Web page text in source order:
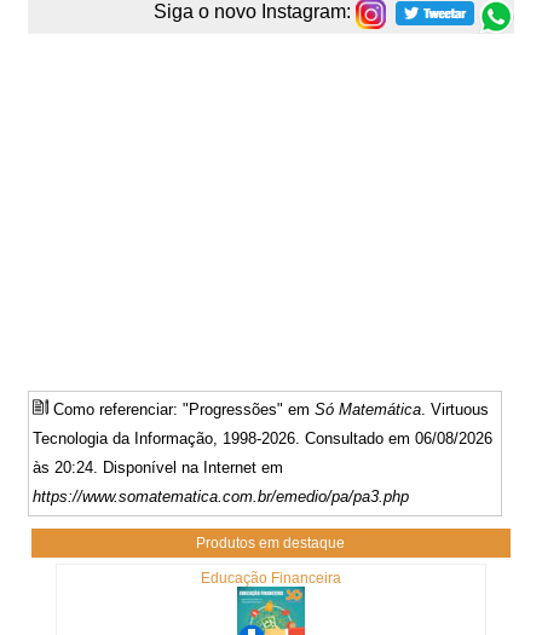
Siga o novo Instagram:
Como referenciar: "Progressões" emSó Matemática. Virtuous
Tecnologia da Informação, 1998-2026. Consultado em 06/08/2026
às 20:24. Disponível na Internet em
https://www.somatematica.com.br/emedio/pa/pa3.php
Produtos em destaque
Educação Financeira